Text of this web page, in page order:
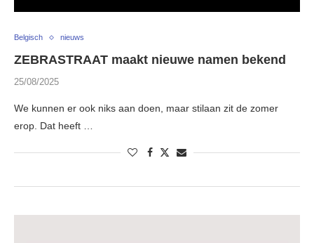
Belgisch nieuws
ZEBRASTRAAT maakt nieuwe namen bekend
25/08/2025
We kunnen er ook niks aan doen, maar stilaan zit de zomer
erop. Dat heeft …